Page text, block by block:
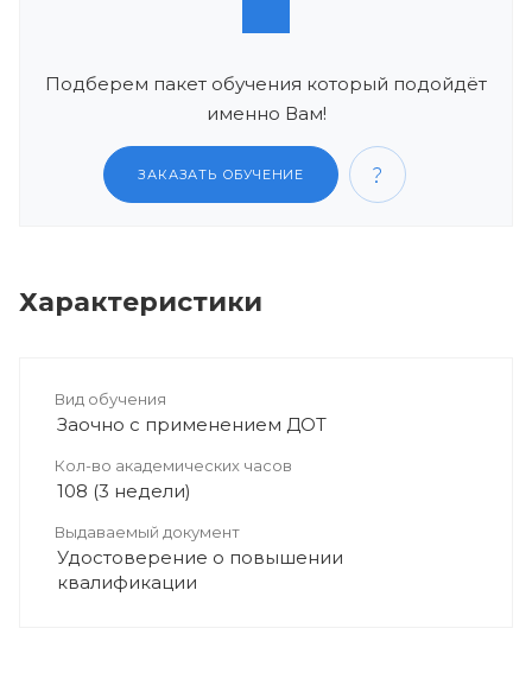
Подберем пакет обучения который подойдёт
именно Вам!
ЗАКАЗАТЬ ОБУЧЕНИЕ
Характеристики
Вид обучения
Заочно с применением ДОТ
Кол-во академических часов
108 (3 недели)
Выдаваемый документ
Удостоверение о повышении
квалификации